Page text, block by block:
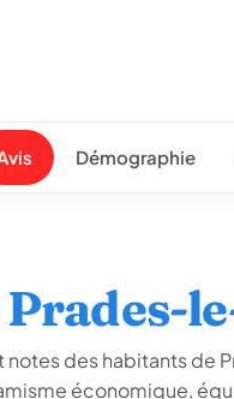
Démographie
notes des habitants de
économique,